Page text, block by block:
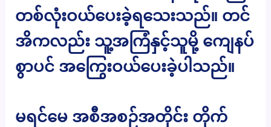
တစ်လုံးဝယ်ပေးခဲ့ရသေးသည်။ တင်
အိကလည်း သူ့အကြံနှင့်သူမို့ ကျေနပ်
စွာပင် အကြွေးဝယ်ပေးခဲ့ပါသည်။
မရင်မေ အစီအစဉ်အတိုင်း တိုက်